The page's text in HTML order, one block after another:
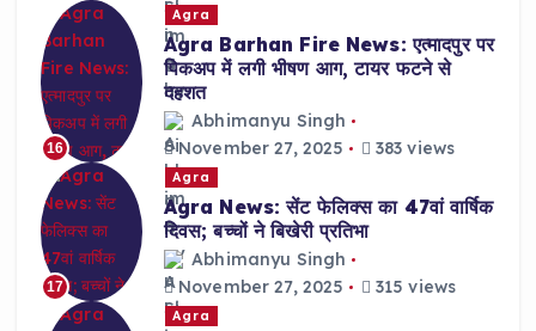
16
Agra
Agra Barhan Fire News: एत्मादपुर पर
पिकअप में लगी भीषण आग, टायर फटने से
दहशत
Abhimanyu Singh
November 27, 2025
383 views
17
Agra
Agra News: सेंट फेलिक्स का 47वां वार्षिक
दिवस; बच्चों ने बिखेरी प्रतिभा
Abhimanyu Singh
November 27, 2025
315 views
Agra